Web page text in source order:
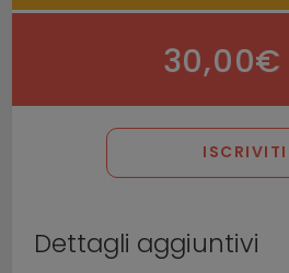
30,00€
ISCRIVITI
Dettagli aggiuntivi